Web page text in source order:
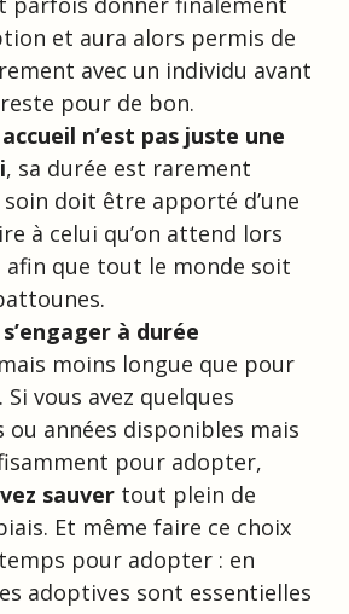
et aura alors permis de
avec un individu avant
pour de bon.
n’est pas juste une
, sa durée est rarement
doit être apporté d’une
à celui qu’on attend lors
afin que tout le monde soit
à durée
mais moins longue que pour
vous avez quelques
ou années disponibles mais
pour adopter,
sauver tout plein de
Et même faire ce choix
pour adopter : en
adoptives sont essentielles